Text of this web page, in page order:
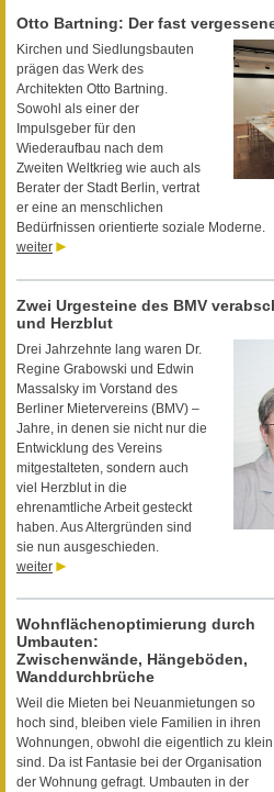
Otto Bartning: Der fast
Kirchen und Siedlungsbauten
prägen das Werk des
Architekten Otto Bartning.
Sowohl als einer der
Impulsgeber für den
Wiederaufbau nach dem
Zweiten Weltkrieg wie auch als
Berater der Stadt Berlin, vertrat
er eine an menschlichen
Bedürfnissen orientierte soziale Moderne.
weiter
Zwei Urgesteine des BMV
und Herzblut
Drei Jahrzehnte lang waren Dr.
Regine Grabowski und Edwin
Massalsky im Vorstand des
Berliner Mietervereins (BMV) –
Jahre, in denen sie nicht nur die
Entwicklung des Vereins
mitgestalteten, sondern auch
viel Herzblut in die
ehrenamtliche Arbeit gesteckt
haben. Aus Altergründen sind
sie nun ausgeschieden.
weiter
Wohnflächenoptimierung durch
Umbauten:
Zwischenwände, Hängeböden,
Wanddurchbrüche
Weil die Mieten bei Neuanmietungen so
hoch sind, bleiben viele Familien in ihren
Wohnungen, obwohl die eigentlich zu klein
sind. Da ist Fantasie bei der Organisation
der Wohnung gefragt. Umbauten in der